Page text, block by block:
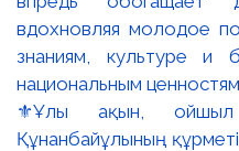
⚜️Ұлы ақын,
Құнанбайұлының